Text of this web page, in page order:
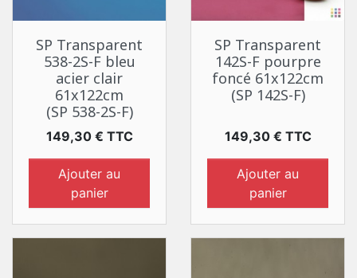
SP Transparent
538-2S-F bleu
acier clair
61x122cm
(SP 538-2S-F)
Prix
149,30 € TTC
Ajouter au
panier
SP Transparent
142S-F pourpre
foncé 61x122cm
(SP 142S-F)
Prix
149,30 € TTC
Ajouter au
panier